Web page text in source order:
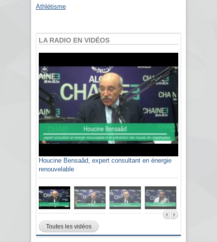
Athlétisme
LA RADIO EN VIDÉOS
Houcine Bensaâd, expert consultant en énergie
renouvelable
Toutes les vidéos